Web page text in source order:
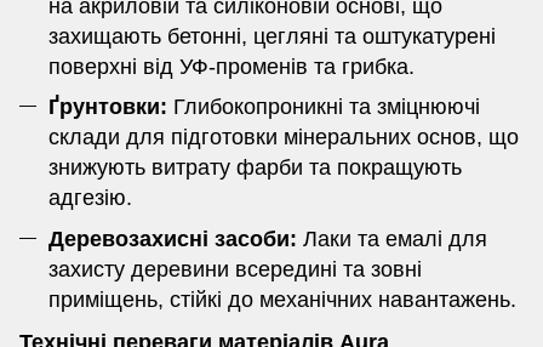
на акриловій та силіконовій основі, що
захищають бетонні, цегляні та оштукатурені
поверхні від УФ-променів та грибка.
Ґрунтовки: Глибокопроникні та зміцнюючі
склади для підготовки мінеральних основ, що
знижують витрату фарби та покращують
адгезію.
Деревозахисні засоби: Лаки та емалі для
захисту деревини всередині та зовні
приміщень, стійкі до механічних навантажень.
Технічні переваги матеріалів Aura